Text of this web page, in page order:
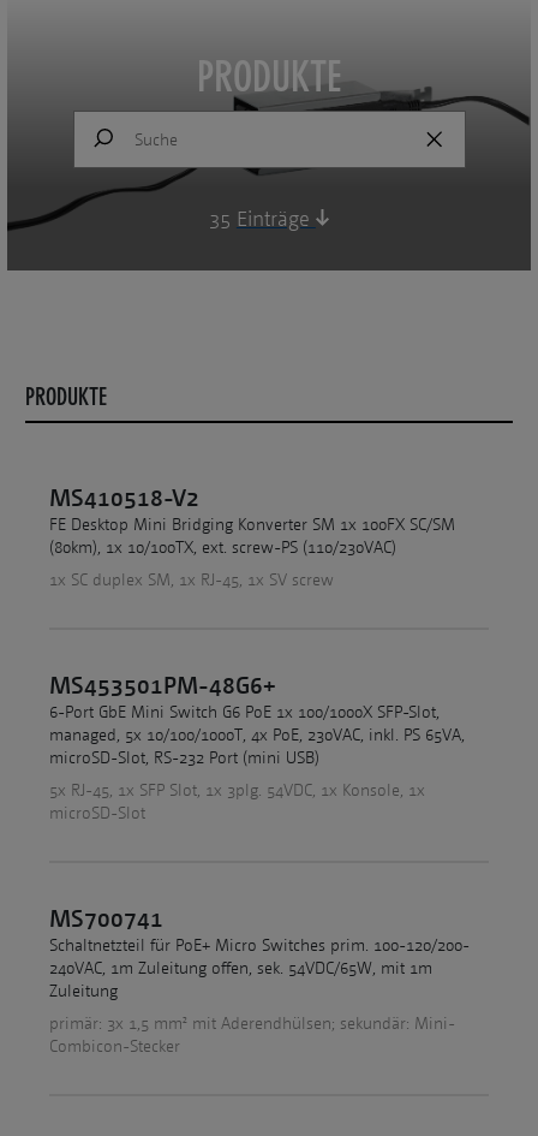
35 Einträge
PRODUKTE
PRODUKTE
MS410518-V2
FE Desktop Mini Bridging Konverter SM 1x 100FX SC/SM
(80km), 1x 10/100TX, ext. screw-PS (110/230VAC)
1x SC duplex SM, 1x RJ-45, 1x SV screw
MS453501PM-48G6+
6-Port GbE Mini Switch G6 PoE 1x 100/1000X SFP-Slot,
managed, 5x 10/100/1000T, 4x PoE, 230VAC, inkl. PS 65VA,
microSD-Slot, RS-232 Port (mini USB)
5x RJ-45, 1x SFP Slot, 1x 3plg. 54VDC, 1x Konsole, 1x
microSD-Slot
MS700741
Schaltnetzteil für PoE+ Micro Switches prim. 100-120/200-
240VAC, 1m Zuleitung offen, sek. 54VDC/65W, mit 1m
Zuleitung
primär: 3x 1,5 mm² mit Aderendhülsen; sekundär: Mini-
Combicon-Stecker